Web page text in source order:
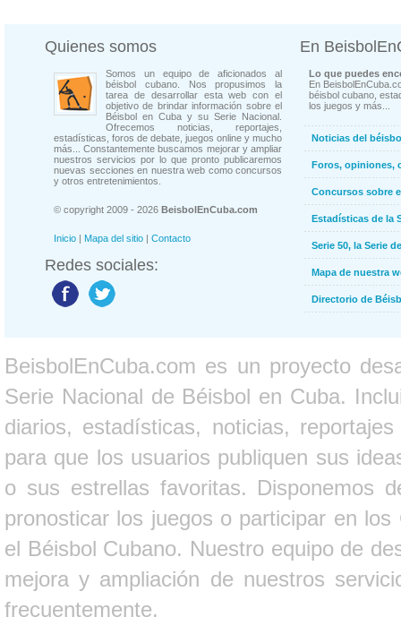
Quienes somos
Somos un equipo de aficionados al
béisbol cubano. Nos propusimos la
tarea de desarrollar esta web con el
objetivo de brindar información sobre el
Béisbol en Cuba y su Serie Nacional.
Ofrecemos noticias, reportajes,
estadísticas, foros de debate, juegos online y mucho
más... Constantemente buscamos mejorar y ampliar
nuestros servicios por lo que pronto publicaremos
nuevas secciones en nuestra web como concursos
y otros entretenimientos.
© copyright 2009 - 2026 BeisbolEnCuba.com
Inicio | Mapa del sitio | Contacto
Redes sociales:
En
Lo que puedes
En
béisbol cubano,
los juegos y más...
Noticias del
Foros, opiniones,
Concursos sobre
Estadísticas de la
Serie 50, la Serie
Mapa de nuestra
Directorio de
BeisbolEnCuba.com es un proyecto
Serie Nacional de Béisbol en Cuba.
diarios, estadísticas, noticias,
para que los usuarios publiquen sus
o sus estrellas favoritas. Disponemos
pronosticar los juegos o participar en
el Béisbol Cubano. Nuestro equipo de
mejora y ampliación de nuestros
frecuentemente.